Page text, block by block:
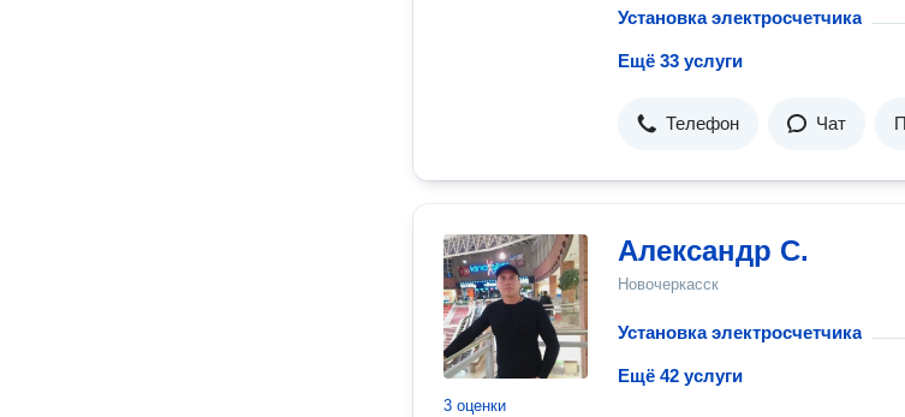
Установка электросчетчика
Ещё 33 услуги
Телефон Чат
3 оценки
Александр С.
Новочеркасск
Установка электросчетчика
Ещё 42 услуги